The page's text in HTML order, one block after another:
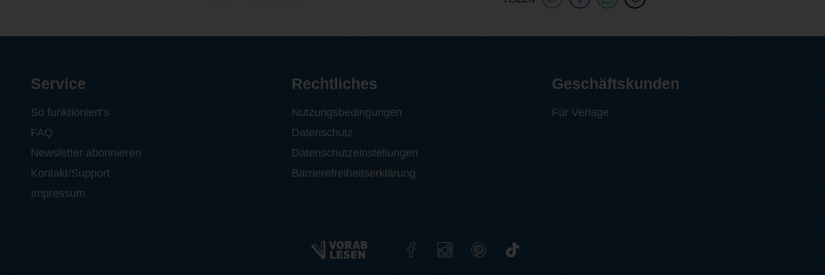
Service
So funktioniert‘s
FAQ
Newsletter abonnieren
Kontakt/Support
Impressum
Rechtliches
Nutzungsbedingungen
Datenschutz
Datenschutzeinstellungen
Barrierefreiheitserklärung
Geschäftskunden
Für Verlage